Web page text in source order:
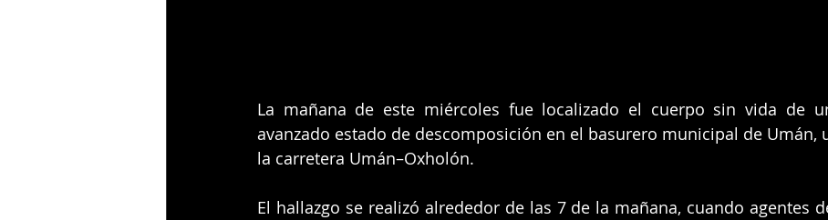
La mañana de este miércoles fue localizado el cuerpo sin vida de
avanzado estado de descomposición en el basurero municipal de Umán,
la carretera Umán–Oxholón.
El hallazgo se realizó alrededor de las 7 de la mañana, cuando agentes